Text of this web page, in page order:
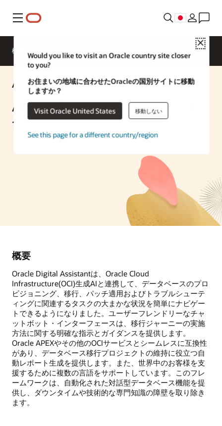
メニュー
Close
Would you like to visit an Oracle country site closer
to you?
お住まいの地域に合わせたOracleの国別サイトに移動
しますか？
Visit Oracle United States 移動しない
See this page for a different country/region
概要
AIソリューション
AIによるデータベース管理革
命
概要
Oracle Digital Assistantは、Oracle Cloud
Infrastructure(OCI)生成AIと連携して、データベースのプロ
ビジョニング、移行、パッチ適用およびトラブルシューテ
ィングに関連するタスクの大まかな状況を簡単にナビゲー
トできるようになりました。ユーザーフレンドリーなチャ
ットボット・インターフェースは、移行ジャーニーの実施
方法に関する明確な指示とガイダンスを提供します。
Oracle APEXやその他のOCIサービスとシームレスに互換性
があり、データベース移行プロジェクトの維持に役立つ自
動レポート生成を提供します。また、世界中のお客様を支
援するために複数の言語をサポートしています。このフレ
ームワークは、自動化された対話型データベース機能を提
供し、ダウンタイムや技術的な専門知識の障壁を取り除き
ます。